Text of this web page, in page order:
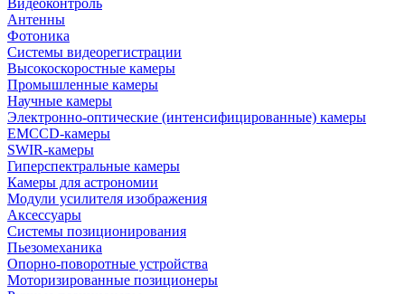
Видеоконтроль
Антенны
Фотоника
Cистемы видеорегистрации
Высокоскоростные камеры
Промышленные камеры
Научные камеры
Электронно-оптические (интенсифицированные) камеры
EMCCD-камеры
SWIR-камеры
Гиперспектральные камеры
Камеры для астрономии
Модули усилителя изображения
Аксессуары
Системы позиционирования
Пьезомеханика
Опорно-поворотные устройства
Моторизированные позиционеры